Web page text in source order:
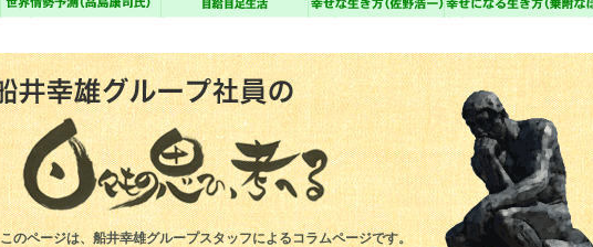
このページは、船井幸雄グループスタッフによるコラムページです。